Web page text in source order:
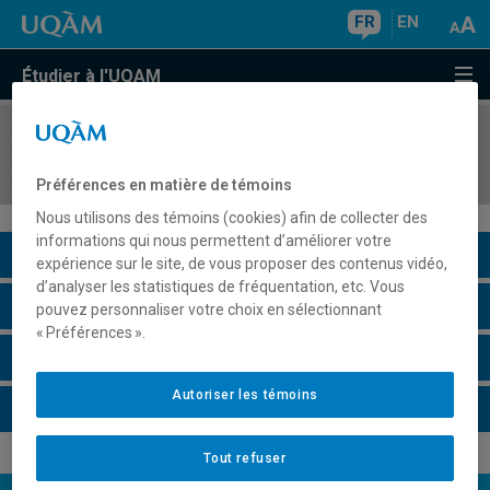
FR EN
Étudier à l'UQAM
COURS//
Description du cours
Horaire - Été 2026
Préférences en matière de témoins
Nous utilisons des témoins (cookies) afin de collecter des
informations qui nous permettent d’améliorer votre
expérience sur le site, de vous proposer des contenus vidéo,
d’analyser les statistiques de fréquentation, etc. Vous
pouvez personnaliser votre choix en sélectionnant
« Préférences ».
Tout refuser
Autoriser les témoins